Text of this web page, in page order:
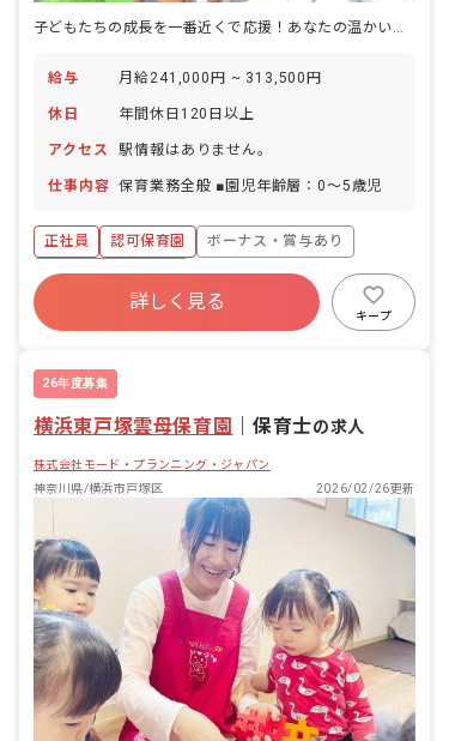
子どもたちの成長を一番近くで応援！あなたの温かい心が輝く場所がここにあります。
給与 月給241,000円 ~ 313,500円
休日 年間休日120日以上
アクセス 駅情報はありません。
仕事内容 保育業務全般 ■園児年齢層：0～5歳児
正社員 認可保育園
ボーナス・賞与あり
年間休日120日以上
寮・住宅・家賃補助あり
社会保険完備
残業少なめ
詳しく見る
キープ
26年度募集
横浜東戸塚雲母保育園 ｜保育士の求人
株式会社モード・プランニング・ジャパン
神奈川県/横浜市戸塚区
2026/02/26更新